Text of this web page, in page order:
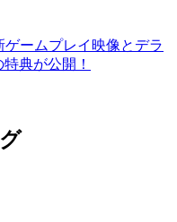
ゲームプレイ映像とデラ
典が公開！